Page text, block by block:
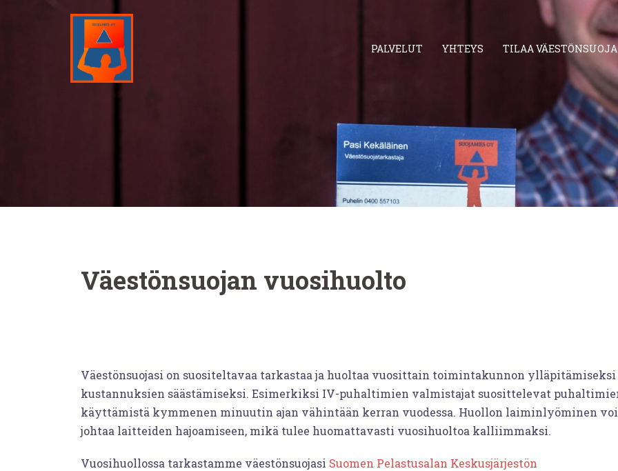
PALVELUT YHTEYS TILAA
Väestönsuojan vuosihuolto
Väestönsuojasi on suositeltavaa tarkastaa ja huoltaa vuosittain toimintakunnon ylläpitämiseksi
kustannuksien säästämiseksi. Esimerkiksi IV-puhaltimien valmistajat suosittelevat
käyttämistä kymmenen minuutin ajan vähintään kerran vuodessa. Huollon laiminlyöminen voi
johtaa laitteiden hajoamiseen, mikä tulee huomattavasti vuosihuoltoa kalliimmaksi.
Vuosihuollossa tarkastamme väestönsuojasi Suomen Pelastusalan Keskusjärjestön